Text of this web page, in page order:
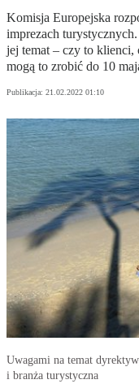
Komisja Europejska
imprezach
jej temat – czy to klienci,
mogą to zrobić do 10
Publikacja: 21.02.2022 01:10
Uwagami na temat
i branża turystyczna